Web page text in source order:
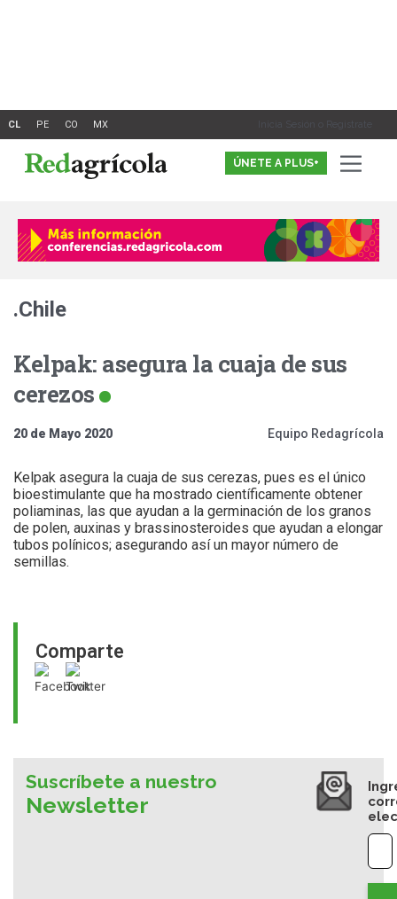
Inicia Sesión o Registrate
ÚNETE A PLUS+
.Chile
Comparte
Kelpak: asegura la cuaja de sus
cerezos
20 de Mayo 2020 Equipo Redagrícola
Kelpak asegura la cuaja de sus cerezas, pues es el único
bioestimulante que ha mostrado científicamente obtener
poliaminas, las que ayudan a la germinación de los granos
de polen, auxinas y brassinosteroides que ayudan a elongar
tubos polínicos; asegurando así un mayor número de
semillas.
Suscríbete a nuestro
Newsletter